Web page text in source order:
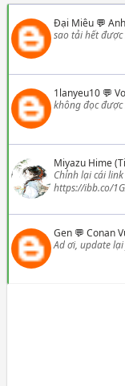
Đại Miêu💬
sao tải hết
1lanyeu10💬
không đọc
Miyazu Hime
Chỉnh lại cái
https://ibb.co/
Gen💬 Conan
Ad ơi, update